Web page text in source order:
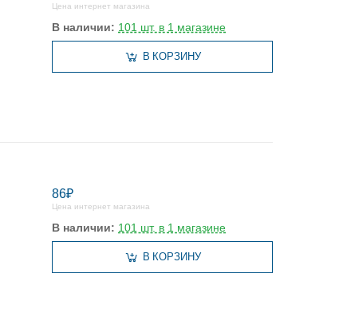
Цена интернет магазина
В наличии: 101 шт. в 1 магазине
В КОРЗИНУ
86₽
Цена интернет магазина
В наличии: 101 шт. в 1 магазине
В КОРЗИНУ